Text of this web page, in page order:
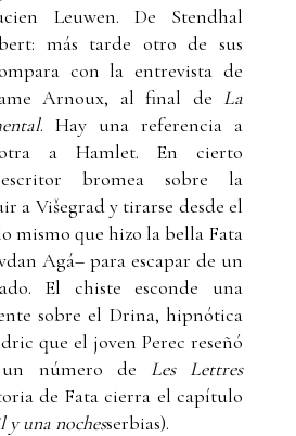
Leuwen. De Stendhal
más tarde otro de sus
con la entrevista de
Arnoux, al final de La
. Hay una referencia a
a Hamlet. En cierto
bromea sobre la
a Višegrad y tirarse desde el
mismo que hizo la bella Fata
Agá– para escapar de un
El chiste esconde una
sobre el Drina, hipnótica
que el joven Perec reseñó
número de Les Lettres
de Fata cierra el capítulo
y una nochesserbias).